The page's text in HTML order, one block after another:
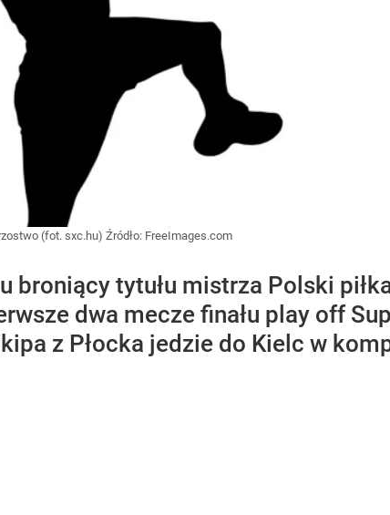
(fot. sxc.hu) Źródło: FreeImages.com
broniący tytułu mistrza Polski
dwa mecze finału play off
z Płocka jedzie do Kielc w